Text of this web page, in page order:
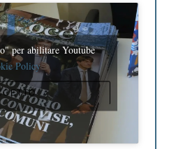
per abilitare Youtube
Policy